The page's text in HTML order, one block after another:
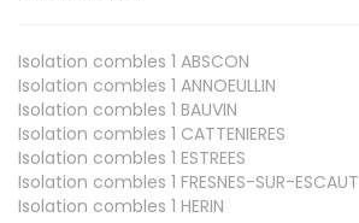
Isolation combles 1 ABSCON
Isolation combles 1 ANNOEULLIN
Isolation combles 1 BAUVIN
Isolation combles 1 CATTENIERES
Isolation combles 1 ESTREES
Isolation combles 1 FRESNES-SUR-ESCAUT
Isolation combles 1 HERIN